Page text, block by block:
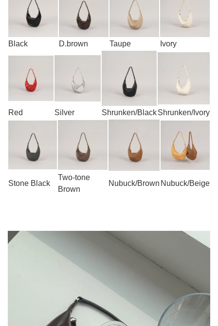
Black D.brown Taupe Ivory
Red Silver Shrunken/BlackShrunken/Ivory
Stone Black
Two-tone
Brown
Nubuck/Brown Nubuck/Beige